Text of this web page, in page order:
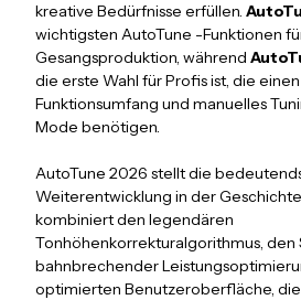
kreative Bedürfnisse erfüllen.
wichtigsten AutoTune -Funktionen
Gesangsproduktion, während
die erste Wahl für Profis ist, die
Funktionsumfang und manuelles
Mode benötigen.
AutoTune 2026 stellt die
Weiterentwicklung in der
kombiniert den legendären
Tonhöhenkorrekturalgorithmus, den
bahnbrechender
optimierten Benutzeroberfläche,